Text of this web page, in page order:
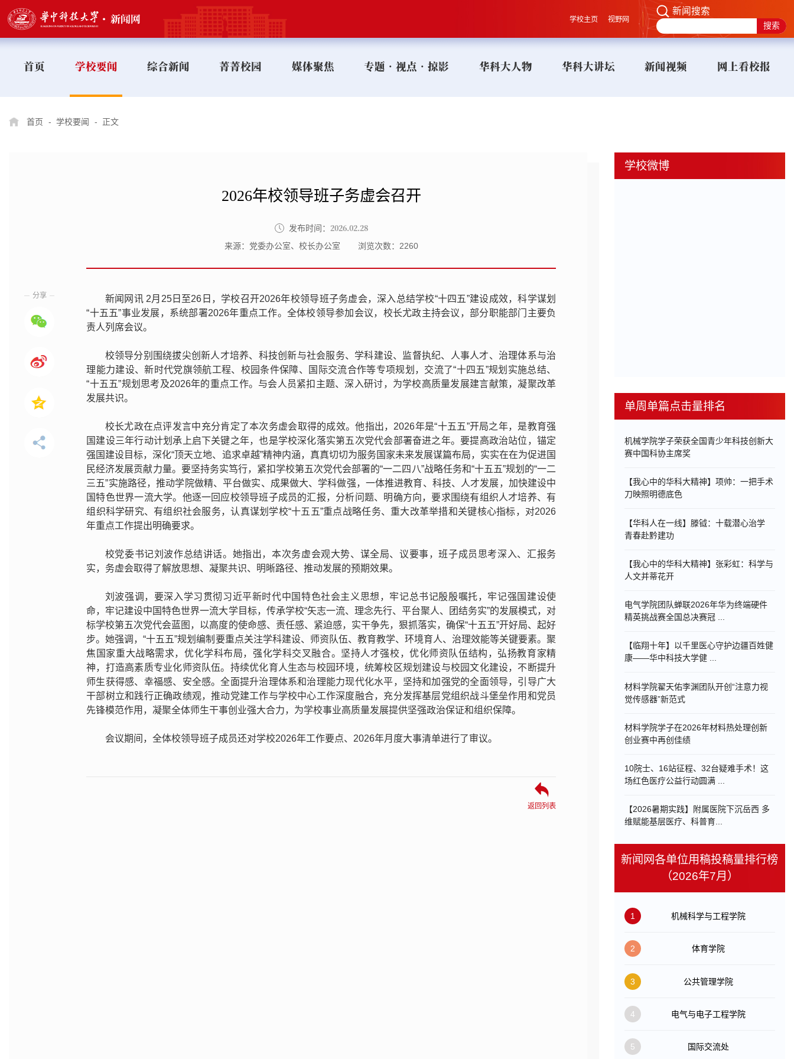
学校主页 视野网
新闻搜索
首页 学校要闻 综合新闻 菁菁校园 媒体聚焦 专题•视点•掠影 华科大人物 华科大讲坛 新闻视频 网上看校报
首页 - 学校要闻 - 正文
2026年校领导班子务虚会召开
发布时间： 2026.02.28
来源：党委办公室、校长办公室 浏览次数： 2260
新闻网讯 2月25日至26日，学校召开2026年校领导班子务虚会，深入总结学校“十四五”建设成效，科学谋划
“十五五”事业发展，系统部署2026年重点工作。全体校领导参加会议，校长尤政主持会议，部分职能部门主要负
责人列席会议。
校领导分别围绕拔尖创新人才培养、科技创新与社会服务、学科建设、监督执纪、人事人才、治理体系与治
理能力建设、新时代党旗领航工程、校园条件保障、国际交流合作等专项规划，交流了“十四五”规划实施总结、
“十五五”规划思考及2026年的重点工作。与会人员紧扣主题、深入研讨，为学校高质量发展建言献策，凝聚改革
发展共识。
校长尤政在点评发言中充分肯定了本次务虚会取得的成效。他指出，2026年是“十五五”开局之年，是教育强
国建设三年行动计划承上启下关键之年，也是学校深化落实第五次党代会部署奋进之年。要提高政治站位，锚定
强国建设目标，深化“顶天立地、追求卓越”精神内涵，真真切切为服务国家未来发展谋篇布局，实实在在为促进国
民经济发展贡献力量。要坚持务实笃行，紧扣学校第五次党代会部署的“一二四八”战略任务和“十五五”规划的“一二
三五”实施路径，推动学院做精、平台做实、成果做大、学科做强，一体推进教育、科技、人才发展，加快建设中
国特色世界一流大学。他逐一回应校领导班子成员的汇报，分析问题、明确方向，要求围绕有组织人才培养、有
组织科学研究、有组织社会服务，认真谋划学校“十五五”重点战略任务、重大改革举措和关键核心指标，对2026
年重点工作提出明确要求。
校党委书记刘波作总结讲话。她指出，本次务虚会观大势、谋全局、议要事，班子成员思考深入、汇报务
实，务虚会取得了解放思想、凝聚共识、明晰路径、推动发展的预期效果。
刘波强调，要深入学习贯彻习近平新时代中国特色社会主义思想，牢记总书记殷殷嘱托，牢记强国建设使
命，牢记建设中国特色世界一流大学目标，传承学校“矢志一流、理念先行、平台聚人、团结务实”的发展模式，对
标学校第五次党代会蓝图，以高度的使命感、责任感、紧迫感，实干争先，狠抓落实，确保“十五五”开好局、起好
步。她强调，“十五五”规划编制要重点关注学科建设、师资队伍、教育教学、环境育人、治理效能等关键要素。聚
焦国家重大战略需求，优化学科布局，强化学科交叉融合。坚持人才强校，优化师资队伍结构，弘扬教育家精
神，打造高素质专业化师资队伍。持续优化育人生态与校园环境，统筹校区规划建设与校园文化建设，不断提升
师生获得感、幸福感、安全感。全面提升治理体系和治理能力现代化水平，坚持和加强党的全面领导，引导广大
干部树立和践行正确政绩观，推动党建工作与学校中心工作深度融合，充分发挥基层党组织战斗堡垒作用和党员
先锋模范作用，凝聚全体师生干事创业强大合力，为学校事业高质量发展提供坚强政治保证和组织保障。
会议期间，全体校领导班子成员还对学校2026年工作要点、2026年月度大事清单进行了审议。
分享
返回列表
学校微博
单周单篇点击量排名
机械学院学子荣获全国青少年科技创新大
赛中国科协主席奖
【我心中的华科大精神】项帅：一把手术
刀映照明德底色
【华科人在一线】滕钺：十载潜心治学
青春赴黔建功
【我心中的华科大精神】张彩虹：科学与
人文并蒂花开
电气学院团队蝉联2026年华为终端硬件
精英挑战赛全国总决赛冠 ...
【临翔十年】以千里医心守护边疆百姓健
康——华中科技大学健 ...
材料学院翟天佑李渊团队开创“注意力视
觉传感器”新范式
材料学院学子在2026年材料热处理创新
创业赛中再创佳绩
10院士、16站征程、32台疑难手术！这
场红色医疗公益行动圆满 ...
【2026暑期实践】附属医院下沉岳西 多
维赋能基层医疗、科普育...
新闻网各单位用稿投稿量排行榜
（2026年7月）
1 机械科学与工程学院
2 体育学院
3 公共管理学院
4 电气与电子工程学院
5 国际交流处